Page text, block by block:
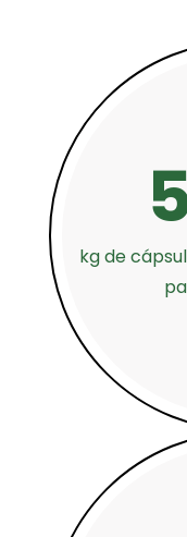
kg de